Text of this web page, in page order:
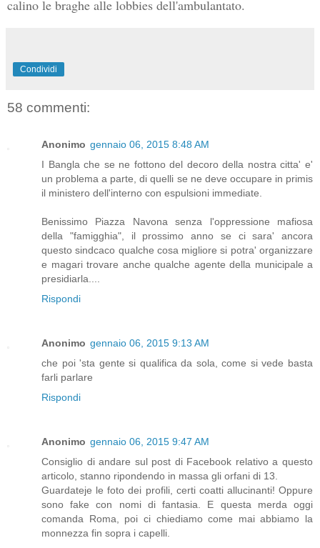
calino le braghe alle lobbies dell'ambulantato.
Condividi
58 commenti:
Anonimo gennaio 06, 2015 8:48 AM
I Bangla che se ne fottono del decoro della nostra citta' e'
un problema a parte, di quelli se ne deve occupare in primis
il ministero dell'interno con espulsioni immediate.
Benissimo Piazza Navona senza l'oppressione mafiosa
della "famigghia", il prossimo anno se ci sara' ancora
questo sindcaco qualche cosa migliore si potra' organizzare
e magari trovare anche qualche agente della municipale a
presidiarla....
Rispondi
Anonimo gennaio 06, 2015 9:13 AM
che poi 'sta gente si qualifica da sola, come si vede basta
farli parlare
Rispondi
Anonimo gennaio 06, 2015 9:47 AM
Consiglio di andare sul post di Facebook relativo a questo
articolo, stanno ripondendo in massa gli orfani di 13.
Guardateje le foto dei profili, certi coatti allucinanti! Oppure
sono fake con nomi di fantasia. E questa merda oggi
comanda Roma, poi ci chiediamo come mai abbiamo la
monnezza fin sopra i capelli.